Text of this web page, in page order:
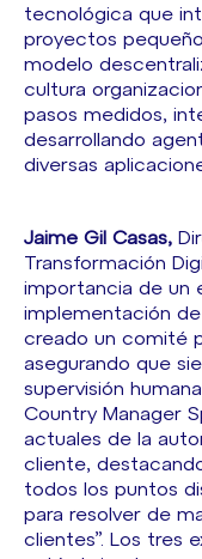
tecnológica que
proyectos
modelo
cultura
pasos medidos,
desarrollando
diversas
Jaime Gil Casas,
Transformación
importancia de un
implementación
creado un comité
asegurando que
supervisión
Country Manager
actuales de la
cliente,
todos los puntos
para resolver de
clientes”. Los tres